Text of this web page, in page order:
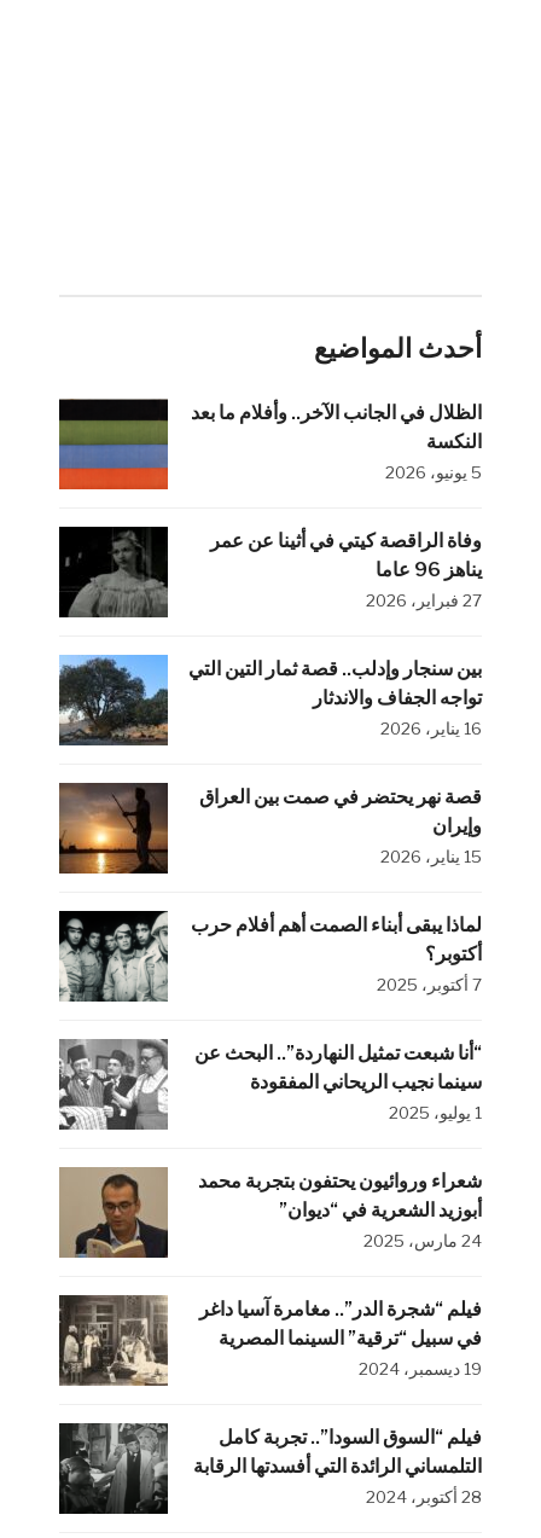
أحدث المواضيع
الظلال في الجانب الآخر.. وأفلام ما بعد
النكسة
5 يونيو، 2026
وفاة الراقصة كيتي في أثينا عن عمر
يناهز 96 عاما
27 فبراير، 2026
بين سنجار وإدلب.. قصة ثمار التين التي
تواجه الجفاف والاندثار
16 يناير، 2026
قصة نهر يحتضر في صمت بين العراق
وإيران
15 يناير، 2026
لماذا يبقى أبناء الصمت أهم أفلام حرب
أكتوبر؟
7 أكتوبر، 2025
“أنا شبعت تمثيل النهاردة”.. البحث عن
سينما نجيب الريحاني المفقودة
1 يوليو، 2025
شعراء وروائيون يحتفون بتجربة محمد
أبوزيد الشعرية في “ديوان”
24 مارس، 2025
فيلم “شجرة الدر”.. مغامرة آسيا داغر
في سبيل “ترقية” السينما المصرية
19 ديسمبر، 2024
فيلم “السوق السودا”.. تجربة كامل
التلمساني الرائدة التي أفسدتها الرقابة
28 أكتوبر، 2024